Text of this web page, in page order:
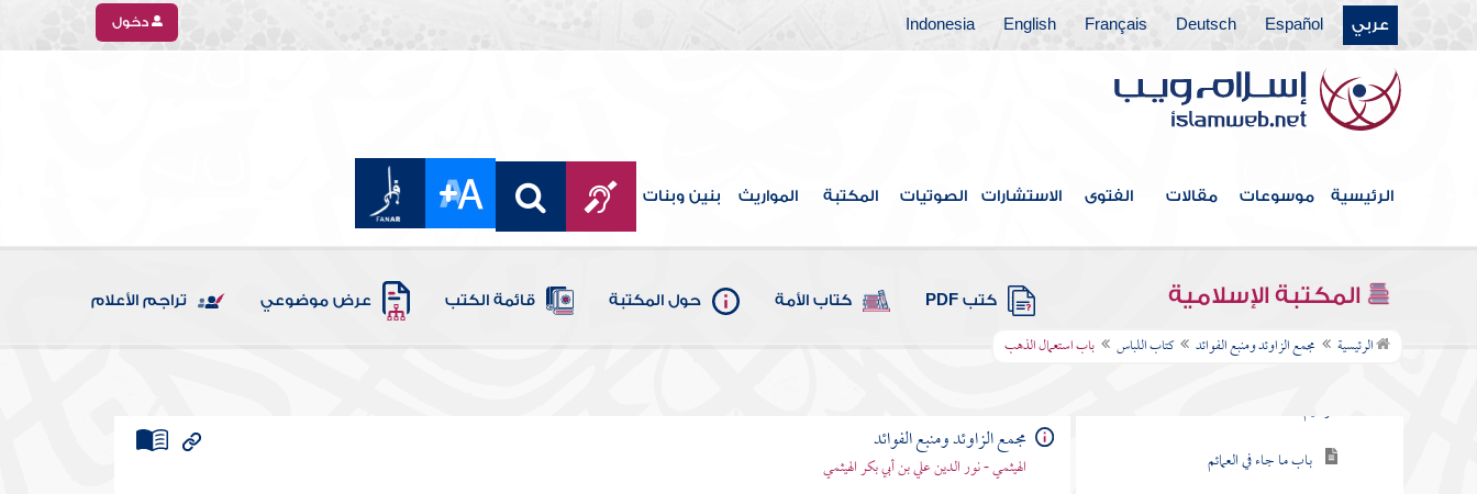
عربي Español
Deutsch
Français
English
Indonesia دخول
الرئيسية موسوعات مقالات الفتوى الاستشارات الصوتيات المكتبة المواريث بنين وبنات
المكتبة الإسلامية كتب PDF كتاب الأمة حول المكتبة قائمة الكتب عرض موضوعي تراجم الأعلام
الرئيسية مجمع الزاوئد ومنبع الفوائد كتاب اللباس باب استعمال الذهب
كتاب العتق
كتاب النكاح
كتاب الطلاق
كتاب الأطعمة
كتاب الأشربة
كتاب الطب
كتاب اللباس
الرحيم
باب ما جاء في العمائم
مجمع الزاوئد ومنبع الفوائد
الهيثمي - نور الدين علي بن أبي بكر الهيثمي